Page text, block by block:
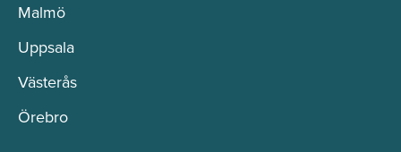
Malmö
Uppsala
Västerås
Örebro